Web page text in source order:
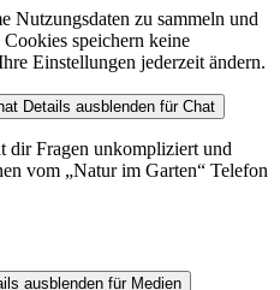
Nutzungsdaten zu sammeln und
speichern keine
Einstellungen jederzeit ändern.
Details ausblenden für Chat
dir Fragen unkompliziert und
vom „Natur im Garten“ Telefon
ausblenden für Medien